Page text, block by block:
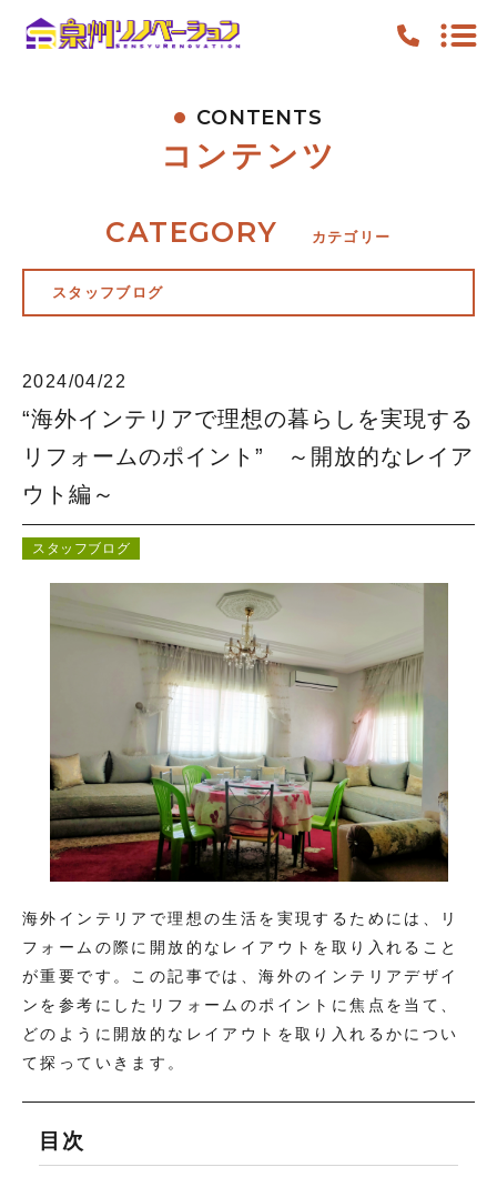
FEATURE
WORK
NEWS
CONTENTS
ACCESS
キャンペーン
CONTENTS
コンテンツ
2024/04/22
“海外インテリアで理想の暮らしを実現する
リフォームのポイント” ～開放的なレイア
ウト編～
スタッフブログ
海外インテリアで理想の生活を実現するためには、リ
フォームの際に開放的なレイアウトを取り入れること
が重要です。この記事では、海外のインテリアデザイ
ンを参考にしたリフォームのポイントに焦点を当て、
どのように開放的なレイアウトを取り入れるかについ
て探っていきます。
目次
CATEGORY カテゴリー
スタッフブログ